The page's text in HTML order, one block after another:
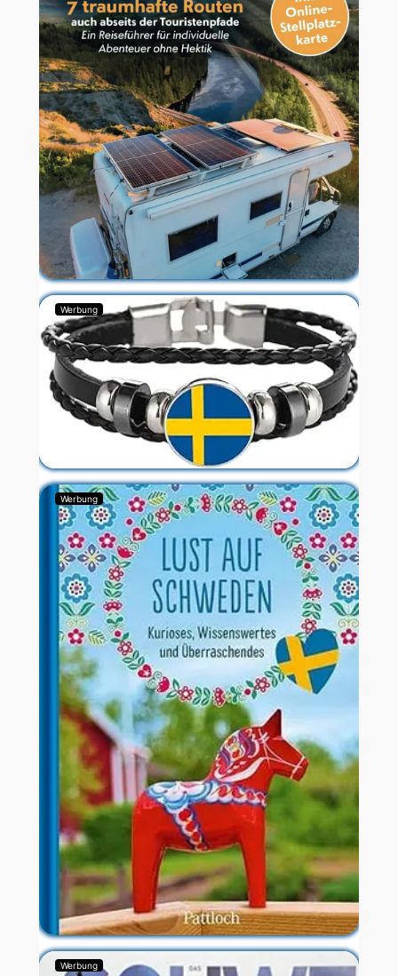
Werbung
Werbung
Werbung